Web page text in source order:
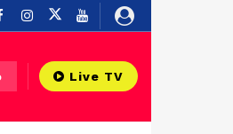
Live TV